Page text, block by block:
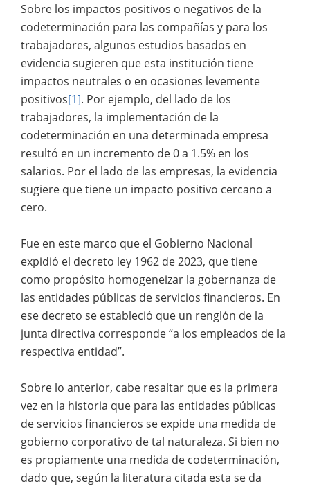
Sobre los impactos positivos o negativos de la
codeterminación para las compañías y para los
trabajadores, algunos estudios basados en
evidencia sugieren que esta institución tiene
impactos neutrales o en ocasiones levemente
positivos[1]. Por ejemplo, del lado de los
trabajadores, la implementación de la
codeterminación en una determinada empresa
resultó en un incremento de 0 a 1.5% en los
salarios. Por el lado de las empresas, la evidencia
sugiere que tiene un impacto positivo cercano a
cero.
Fue en este marco que el Gobierno Nacional
expidió el decreto ley 1962 de 2023, que tiene
como propósito homogeneizar la gobernanza de
las entidades públicas de servicios financieros. En
ese decreto se estableció que un renglón de la
junta directiva corresponde “a los empleados de la
respectiva entidad”.
Sobre lo anterior, cabe resaltar que es la primera
vez en la historia que para las entidades públicas
de servicios financieros se expide una medida de
gobierno corporativo de tal naturaleza. Si bien no
es propiamente una medida de codeterminación,
dado que, según la literatura citada esta se da